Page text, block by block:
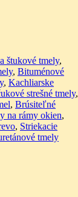
štukové tmely,
, Bituménové
, Kachliarske
strešné tmely,
, Brúsiteľné
na rámy okien,
, Striekacie
tmely